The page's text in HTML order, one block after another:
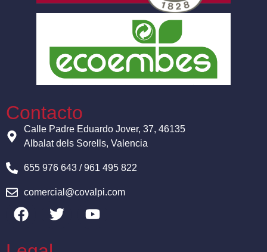
Contacto
Calle Padre Eduardo Jover, 37, 46135
Albalat dels Sorells, Valencia
655 976 643 / 961 495 822
comercial@covalpi.com